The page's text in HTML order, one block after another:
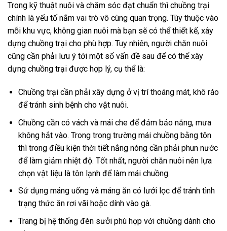
Trong kỹ thuật nuôi và chăm sóc đạt chuẩn thì chuồng trại
chính là yếu tố nắm vai trò vô cùng quan trọng. Tùy thuộc vào
mỗi khu vực, không gian nuôi mà bạn sẽ có thể thiết kế, xây
dựng chuồng trại cho phù hợp. Tuy nhiên, người chăn nuôi
cũng cần phải lưu ý tới một số vấn đề sau để có thể xây
dựng chuồng trại được hợp lý, cụ thể là:
Chuồng trại cần phải xây dựng ở vị trí thoáng mát, khô ráo
để tránh sinh bệnh cho vật nuôi.
Chuồng cần có vách và mái che để đảm bảo nắng, mưa
không hắt vào. Trong trong trường mái chuồng bằng tôn
thì trong điều kiện thời tiết nắng nóng cần phải phun nước
để làm giảm nhiệt độ. Tốt nhất, người chăn nuôi nên lựa
chọn vật liệu là tôn lạnh để làm mái chuồng.
Sử dụng máng uống và máng ăn có lưới lọc để tránh tình
trạng thức ăn rơi vãi hoặc dính vào gà.
Trang bị hệ thống đèn sưởi phù hợp với chuồng dành cho